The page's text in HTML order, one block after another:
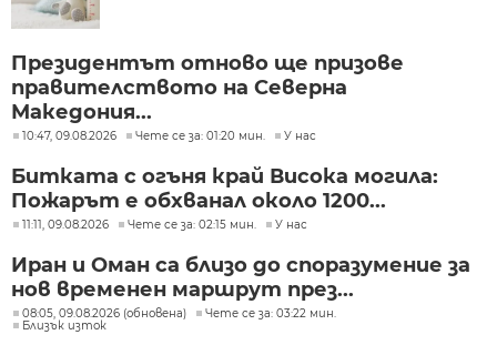
Президентът отново ще призове
правителството на Северна
Македония...
10:47, 09.08.2026 Чете се за: 01:20 мин. У нас
Битката с огъня край Висока могила:
Пожарът е обхванал около 1200...
11:11, 09.08.2026 Чете се за: 02:15 мин. У нас
Иран и Оман са близо до споразумение за
нов временен маршрут през...
08:05, 09.08.2026 (обновена)
Чете се за: 03:22 мин.
Близък изток